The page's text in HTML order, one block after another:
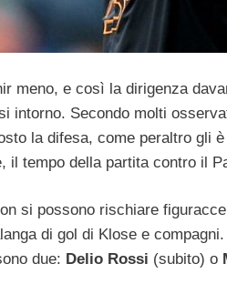
meno, e così la dirigenza
intorno. Secondo molti
la difesa, come peraltro gli
il tempo della partita contro il
si possono rischiare
di gol di Klose e
due: Delio Rossi (subito) o